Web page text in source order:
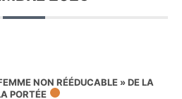
NON RÉÉDUCABLE » DE LA
PORTÉE